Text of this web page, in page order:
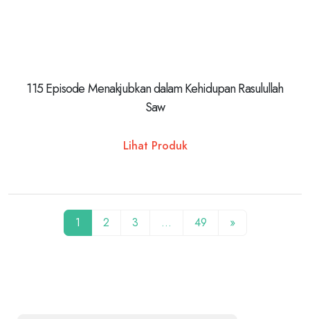
115 Episode Menakjubkan dalam Kehidupan Rasulullah
Saw
Lihat Produk
1 2 3 … 49 »